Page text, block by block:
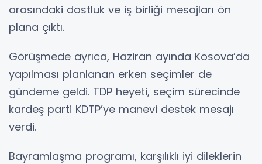
arasındaki dostluk ve iş birliği mesajları ön
plana çıktı.
Görüşmede ayrıca, Haziran ayında Kosova’da
yapılması planlanan erken seçimler de
gündeme geldi. TDP heyeti, seçim sürecinde
kardeş parti KDTP’ye manevi destek mesajı
verdi.
Bayramlaşma programı, karşılıklı iyi dileklerin